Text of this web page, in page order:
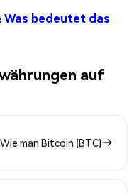
Was bedeutet das
auf
Wie man Bitcoin (BTC)